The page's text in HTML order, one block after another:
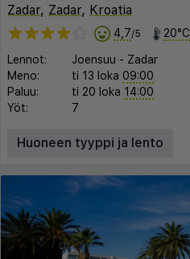
Zadar, Zadar, Kroatia
4,7/5 20°C
Lennot: Joensuu - Zadar
Meno:
ti 13 loka 09:00
Paluu:
ti 20 loka 14:00
Yöt:
7
Huoneen tyyppi ja lento